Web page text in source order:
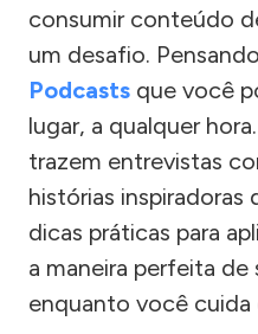
consumir conteúdo
um desafio.
Podcasts que você
lugar, a qualquer
trazem entrevistas
histórias inspiradoras
dicas práticas para
a maneira perfeita
enquanto você cuida